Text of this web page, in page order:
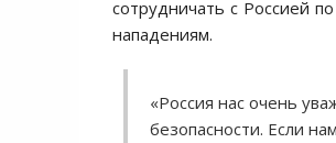
сотрудничать с Россией
нападениям.
«Россия нас очень
безопасности. Если